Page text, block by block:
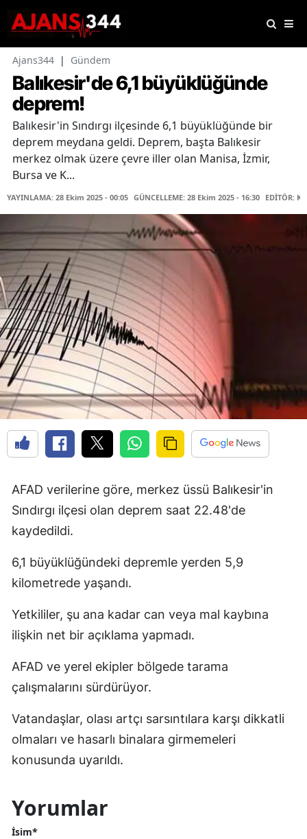
Ajans344 | Gündem
Balıkesir'de 6,1 büyüklüğünde
deprem!
Balıkesir'in Sındırgı ilçesinde 6,1 büyüklüğünde bir
deprem meydana geldi. Deprem, başta Balıkesir
merkez olmak üzere çevre iller olan Manisa, İzmir,
Bursa ve K...
YAYINLAMA: 28 Ekim 2025 - 00:05 GÜNCELLEME: 28 Ekim 2025 - 16:30 EDİTÖR:
AFAD verilerine göre, merkez üssü Balıkesir'in
Sındırgı ilçesi olan deprem saat 22.48'de
kaydedildi.
6,1 büyüklüğündeki depremle yerden 5,9
kilometrede yaşandı.
Yetkililer, şu ana kadar can veya mal kaybına
ilişkin net bir açıklama yapmadı.
AFAD ve yerel ekipler bölgede tarama
çalışmalarını sürdürüyor.
Vatandaşlar, olası artçı sarsıntılara karşı dikkatli
olmaları ve hasarlı binalara girmemeleri
konusunda uyarıldı.
Yorumlar
İsim*